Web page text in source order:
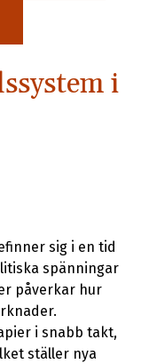
i
sig i en tid
spänningar
påverkar hur
i snabb takt,
ställer nya